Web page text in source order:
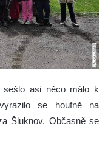
sešlo asi něco málo k
se houfně na
Šluknov. Občasně se